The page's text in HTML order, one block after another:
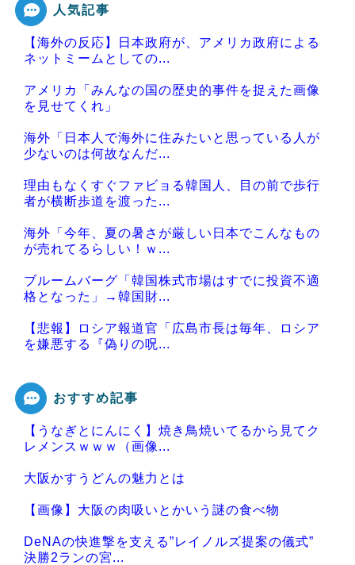
Powered by livedoor 相互RSS
人気記事
【海外の反応】日本政府が、アメリカ政府による
ネットミームとしての...
アメリカ「みんなの国の歴史的事件を捉えた画像
を見せてくれ」
海外「日本人で海外に住みたいと思っている人が
少ないのは何故なんだ...
理由もなくすぐファビョる韓国人、目の前で歩行
者が横断歩道を渡った...
海外「今年、夏の暑さが厳しい日本でこんなもの
が売れてるらしい！ｗ...
ブルームバーグ「韓国株式市場はすでに投資不適
格となった」→韓国財...
【悲報】ロシア報道官「広島市長は毎年、ロシア
を嫌悪する『偽りの呪...
Powered by livedoor 相互RSS
おすすめ記事
【うなぎとにんにく】焼き鳥焼いてるから見てク
レメンスｗｗｗ（画像...
大阪かすうどんの魅力とは
【画像】大阪の肉吸いとかいう謎の食べ物
DeNAの快進撃を支える”レイノルズ提案の儀式”
決勝2ランの宮...